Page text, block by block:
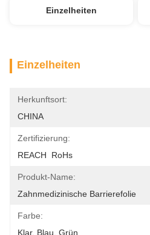
Einzelheiten
Einzelheiten
Herkunftsort:
CHINA
Zertifizierung:
REACH  RoHs
Produkt-Name:
Zahnmedizinische Barrierefolie
Farbe:
Klar, Blau, Grün